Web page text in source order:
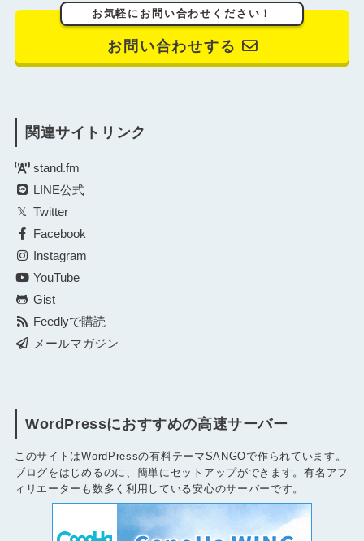
お気軽にお問い合わせください！
お問い合わせする
関連サイトリンク
stand.fm
LINE公式
Twitter
Facebook
Instagram
YouTube
Gist
Feedlyで購読
メールマガジン
WordPressにおすすめの高速サーバー
このサイトはWordPressの有料テーマSANGOで作られています。
ブログをはじめるのに、簡単にセットアップができます。有名アフ
ィリエーターも数多く利用している安心のサーバーです。